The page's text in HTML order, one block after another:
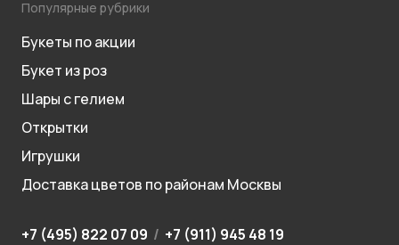
Популярные рубрики
Букеты по акции
Букет из роз
Шары с гелием
Открытки
Игрушки
Доставка цветов по районам Москвы
+7 (495) 822 07 09 / +7 (911) 945 48 19